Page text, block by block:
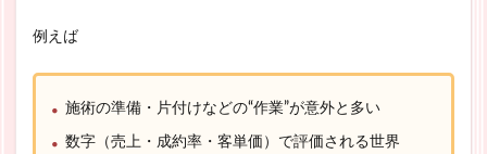
例えば
施術の準備・片付けなどの“作業”が意外と多い
数字（売上・成約率・客単価）で評価される世界